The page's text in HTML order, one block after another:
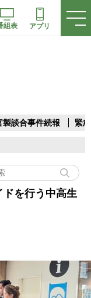
組表 アプリ
製談合事件続報 緊
を行う中高生